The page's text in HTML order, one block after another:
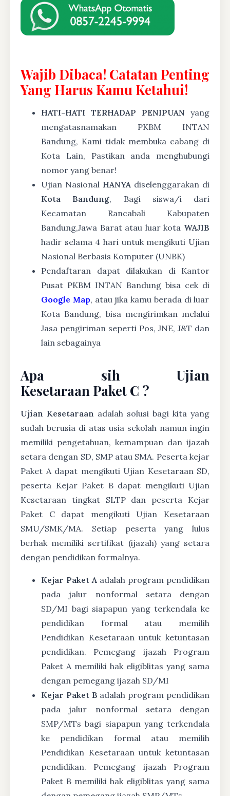
Wajib Dibaca! Catatan Penting
Yang Harus Kamu Ketahui!
HATI-HATI TERHADAP PENIPUAN yang
mengatasnamakan PKBM INTAN
Bandung, Kami tidak membuka cabang di
Kota Lain, Pastikan anda menghubungi
nomor yang benar!
Ujian Nasional HANYA diselenggarakan di
Kota Bandung, Bagi siswa/i dari
Kecamatan Rancabali Kabupaten
Bandung,Jawa Barat atau luar kota WAJIB
hadir selama 4 hari untuk mengikuti Ujian
Nasional Berbasis Komputer (UNBK)
Pendaftaran dapat dilakukan di Kantor
Pusat PKBM INTAN Bandung bisa cek di
Google Map, atau jika kamu berada di luar
Kota Bandung, bisa mengirimkan melalui
Jasa pengiriman seperti Pos, JNE, J&T dan
lain sebagainya
Apa sih Ujian
Kesetaraan Paket C ?
Ujian Kesetaraan adalah solusi bagi kita yang
sudah berusia di atas usia sekolah namun ingin
memiliki pengetahuan, kemampuan dan ijazah
setara dengan SD, SMP atau SMA. Peserta kejar
Paket A dapat mengikuti Ujian Kesetaraan SD,
peserta Kejar Paket B dapat mengikuti Ujian
Kesetaraan tingkat SLTP dan peserta Kejar
Paket C dapat mengikuti Ujian Kesetaraan
SMU/SMK/MA. Setiap peserta yang lulus
berhak memiliki sertifikat (ijazah) yang setara
dengan pendidikan formalnya.
Kejar Paket A adalah program pendidikan
pada jalur nonformal setara dengan
SD/MI bagi siapapun yang terkendala ke
pendidikan formal atau memilih
Pendidikan Kesetaraan untuk ketuntasan
pendidikan. Pemegang ijazah Program
Paket A memiliki hak eligiblitas yang sama
dengan pemegang ijazah SD/MI
Kejar Paket B adalah program pendidikan
pada jalur nonformal setara dengan
SMP/MTs bagi siapapun yang terkendala
ke pendidikan formal atau memilih
Pendidikan Kesetaraan untuk ketuntasan
pendidikan. Pemegang ijazah Program
Paket B memiliki hak eligiblitas yang sama